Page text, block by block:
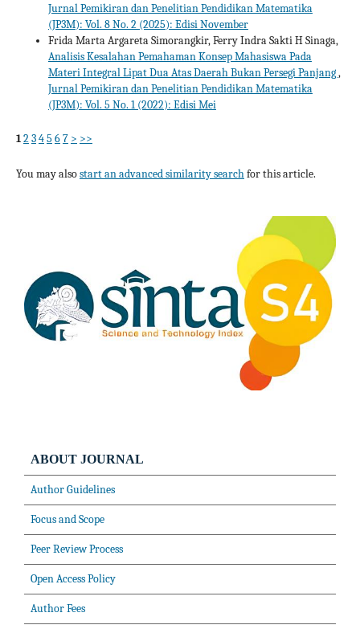
Jurnal Pemikiran dan Penelitian Pendidikan Matematika
(JP3M): Vol. 8 No. 2 (2025): Edisi November
Frida Marta Argareta Simorangkir, Ferry Indra Sakti H Sinaga,
Analisis Kesalahan Pemahaman Konsep Mahasiswa Pada
Materi Integral Lipat Dua Atas Daerah Bukan Persegi Panjang,
Jurnal Pemikiran dan Penelitian Pendidikan Matematika
(JP3M): Vol. 5 No. 1 (2022): Edisi Mei
12345 67 > >>
You may alsostart an advanced similarity searchfor this article.
ABOUT JOURNAL
Author Guidelines
Focus and Scope
Peer Review Process
Open Access Policy
Author Fees